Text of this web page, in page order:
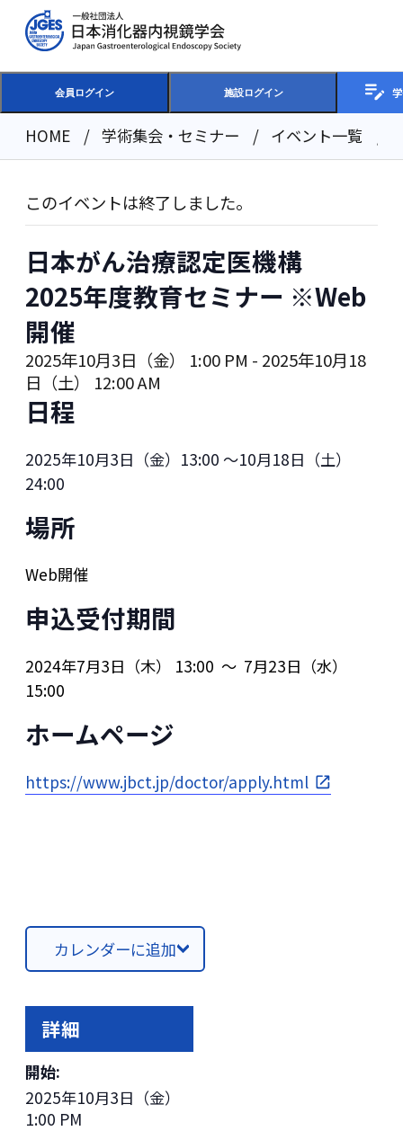
会員ログイン 施設ログイン
HOME 学術集会・セミナー イベント一覧
このイベントは終了しました。
日本がん治療認定医機構
2025年度教育セミナー ※Web
開催
2025年10月3日（金） 1:00 PM - 2025年10月18
日（土） 12:00 AM
日程
2025年10月3日（金）13:00 ～10月18日（土）
24:00
場所
Web開催
申込受付期間
2024年7月3日（木） 13:00 ～ 7月23日（水）
15:00
ホームページ
https://www.jbct.jp/doctor/apply.html
カレンダーに追加
詳細
開始:
2025年10月3日（金）
1:00 PM